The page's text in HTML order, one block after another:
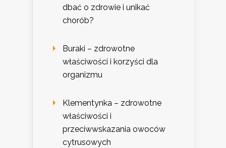
dbać o zdrowie i unikać
chorób?
Buraki – zdrowotne
właściwości i korzyści dla
organizmu
Klementynka – zdrowotne
właściwości i
przeciwwskazania owoców
cytrusowych